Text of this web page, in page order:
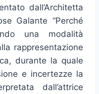
dall’Architetta
Galante “Perché
una modalità
rappresentazione
durante la quale
e incertezze la
dall’attrice